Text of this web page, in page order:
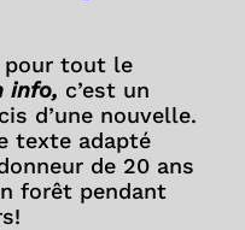
pour tout le
info, c’est un
d’une nouvelle.
texte adapté
de 20 ans
forêt pendant